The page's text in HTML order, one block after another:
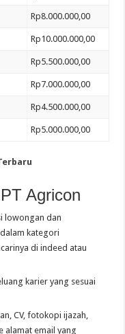
Rp8.000.000,00
Rp10.000.000,00
Rp5.500.000,00
Rp7.000.000,00
Rp4.500.000,00
Rp5.000.000,00
Agricon
lowongan dan
kategori
di indeed atau
karier yang sesuai
CV, fotokopi ijazah,
alamat email yang